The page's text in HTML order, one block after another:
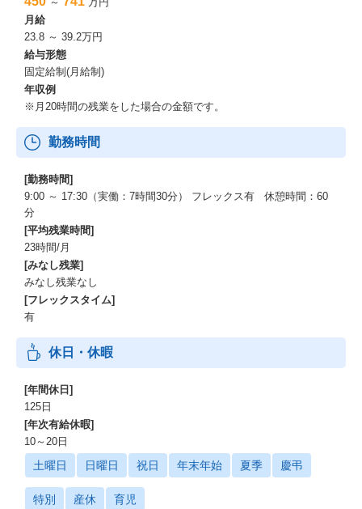
月給
23.8 ～ 39.2万円
給与形態
固定給制(月給制)
年収例
※月20時間の残業をした場合の金額です。
勤務時間
[勤務時間]
9:00 ～ 17:30（実働：7時間30分） フレックス有 休憩時間：60
分
[平均残業時間]
23時間/月
[みなし残業]
みなし残業なし
[フレックスタイム]
有
休日・休暇
[年間休日]
125日
[年次有給休暇]
10～20日
土曜日 日曜日 祝日 年末年始 夏季 慶弔
特別 産休 育児